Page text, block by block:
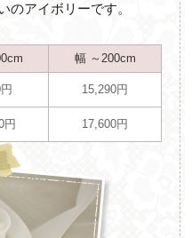
のアイボリーです。
幅 ～200cm
15,290円
円 17,600円